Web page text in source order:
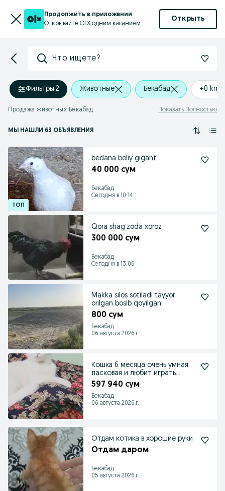
Продолжить в приложении
Открывайте OLX одним касанием
Открыть
Что ищете?
Фильтры·2 Животные Бекабад +0 km
Продажа животных Бекабад Показать Полностью
МЫ НАШЛИ 63 ОБЪЯВЛЕНИЯ
bedana beliy gigant
40 000 сум
Бекабад
Сегодня в 10:14
Qora shagʻzoda xoroz
300 000 сум
Бекабад
Сегодня в 13:06
Makka silos sotiladi tayyor
orilgan bosib qoyilgan
800 сум
Бекабад
06 августа 2026 г.
Кошка 6 месяца очень умная
ласковая и любит играть
детьми
597 940 сум
Бекабад
06 августа 2026 г.
Отдам котика в хорошие руки
Отдам даром
Бекабад
05 августа 2026 г.